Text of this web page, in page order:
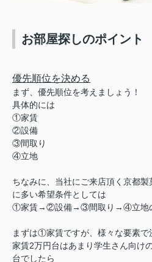
お部屋探しのポイント
優先順位を決める
まず、優先順位を考えましょう！
具体的には
①家賃
②設備
③間取り
④立地
ちなみに、当社にご来店頂く京都
に多い希望条件としては
①家賃→②設備→③間取り→④立地の
まずは①家賃ですが、様々な要素で
家賃2万円台はあまり学生さん向け
台でしたら